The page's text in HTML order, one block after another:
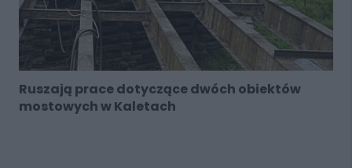
Ruszają prace dotyczące dwóch obiektów
mostowych w Kaletach